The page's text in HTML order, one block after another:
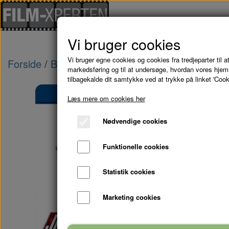
Forside Blu-Ray - kampagne tilbud JOHNNY
Vi bruger cookies
Vi bruger egne cookies og cookies fra tredjeparter til
markedsføring og til at undersøge, hvordan vores
tilbagekalde dit samtykke ved at trykke på linket
Læs mere om cookies her
Nødvendige cookies
Funktionelle cookies
Statistik cookies
Marketing cookies